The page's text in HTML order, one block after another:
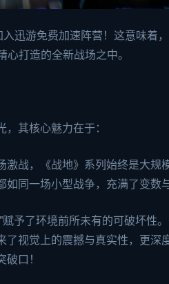
迅游免费加速阵营！这意味着
心打造的全新战场之中。
其核心魅力在于：
战，《战地》系列始终是大规
同一场小型战争，充满了变数
予了环境前所未有的可破坏性
视觉上的震撼与真实性，更深
口！